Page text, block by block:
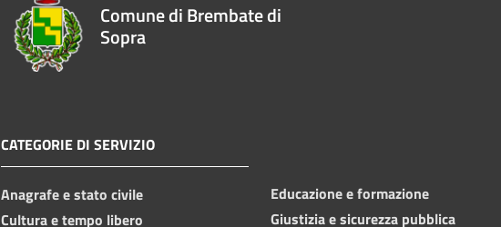
Comune di Brembate di
Sopra
CATEGORIE DI SERVIZIO
Anagrafe e stato civile
Cultura e tempo libero
Educazione e formazione
Giustizia e sicurezza pubblica